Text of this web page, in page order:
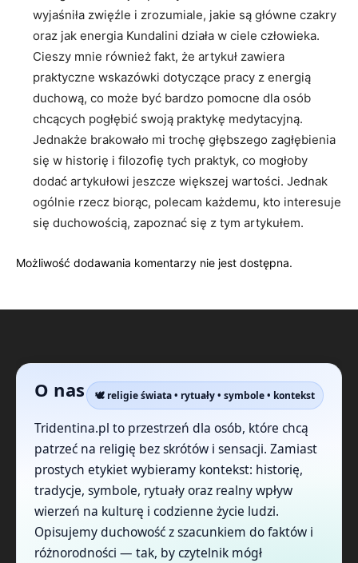
wyjaśniła zwięźle i zrozumiale, jakie są główne czakry
oraz jak energia Kundalini działa w ciele człowieka.
Cieszy mnie również fakt, że artykuł zawiera
praktyczne wskazówki dotyczące pracy z energią
duchową, co może być bardzo pomocne dla osób
chcących pogłębić swoją praktykę medytacyjną.
Jednakże brakowało mi trochę głębszego zagłębienia
się w historię i filozofię tych praktyk, co mogłoby
dodać artykułowi jeszcze większej wartości. Jednak
ogólnie rzecz biorąc, polecam każdemu, kto interesuje
się duchowością, zapoznać się z tym artykułem.
Możliwość dodawania komentarzy nie jest dostępna.
O nas 🕊️ religie świata • rytuały • symbole • kontekst
Tridentina.pl to przestrzeń dla osób, które chcą
patrzeć na religię bez skrótów i sensacji. Zamiast
prostych etykiet wybieramy kontekst: historię,
tradycje, symbole, rytuały oraz realny wpływ
wierzeń na kulturę i codzienne życie ludzi.
Opisujemy duchowość z szacunkiem do faktów i
różnorodności — tak, by czytelnik mógł